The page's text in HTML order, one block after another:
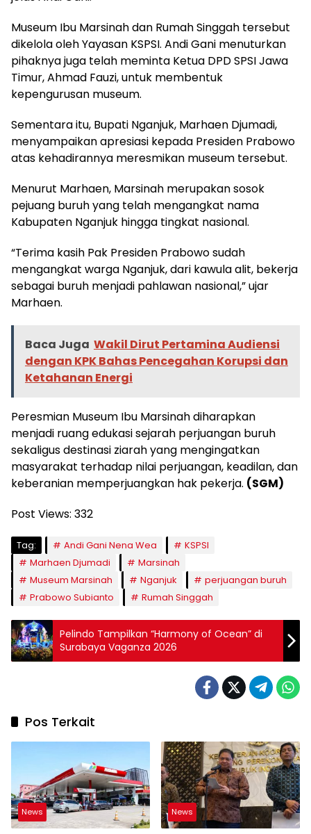
Museum Ibu Marsinah dan Rumah Singgah tersebut
dikelola oleh Yayasan KSPSI. Andi Gani menuturkan
pihaknya juga telah meminta Ketua DPD SPSI Jawa
Timur, Ahmad Fauzi, untuk membentuk
kepengurusan museum.
Sementara itu, Bupati Nganjuk, Marhaen Djumadi,
menyampaikan apresiasi kepada Presiden Prabowo
atas kehadirannya meresmikan museum tersebut.
Menurut Marhaen, Marsinah merupakan sosok
pejuang buruh yang telah mengangkat nama
Kabupaten Nganjuk hingga tingkat nasional.
“Terima kasih Pak Presiden Prabowo sudah
mengangkat warga Nganjuk, dari kawula alit, bekerja
sebagai buruh menjadi pahlawan nasional,” ujar
Marhaen.
Baca Juga Wakil Dirut Pertamina Audiensi
dengan KPK Bahas Pencegahan Korupsi dan
Ketahanan Energi
Peresmian Museum Ibu Marsinah diharapkan
menjadi ruang edukasi sejarah perjuangan buruh
sekaligus destinasi ziarah yang mengingatkan
masyarakat terhadap nilai perjuangan, keadilan, dan
keberanian memperjuangkan hak pekerja. (SGM)
Post Views: 332
Tag: Andi Gani Nena Wea
KSPSI
Marhaen Djumadi
Marsinah
Museum Marsinah
Nganjuk
perjuangan buruh
Prabowo Subianto
Rumah Singgah
Pelindo Tampilkan “Harmony of Ocean” di
Surabaya Vaganza 2026
Pos Terkait
News News